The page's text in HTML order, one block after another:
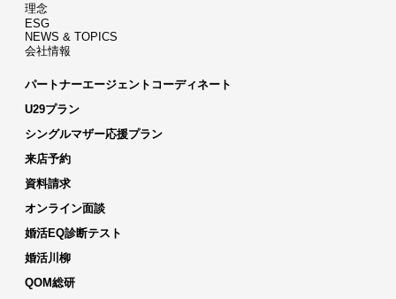
理念
ESG
NEWS & TOPICS
会社情報
パートナーエージェントコーディネート
U29プラン
シングルマザー応援プラン
来店予約
資料請求
オンライン面談
婚活EQ診断テスト
婚活川柳
QOM総研